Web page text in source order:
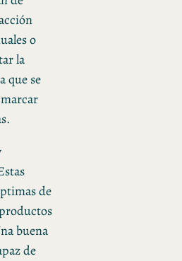
o
la
que se
de
buena
de